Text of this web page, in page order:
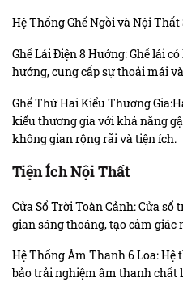
Hệ Thống Ghế Ngồi và Nội
Ghế Lái Điện 8 Hướng: Ghế lái
hướng, cung cấp sự thoải mái
Ghế Thứ Hai Kiểu Thương
kiểu thương gia với khả năng
không gian rộng rãi và tiện ích.
Tiện Ích Nội Thất
Cửa Sổ Trời Toàn Cảnh: Cửa
gian sáng thoáng, tạo cảm giác
Hệ Thống Âm Thanh 6 Loa:
bảo trải nghiệm âm thanh chất